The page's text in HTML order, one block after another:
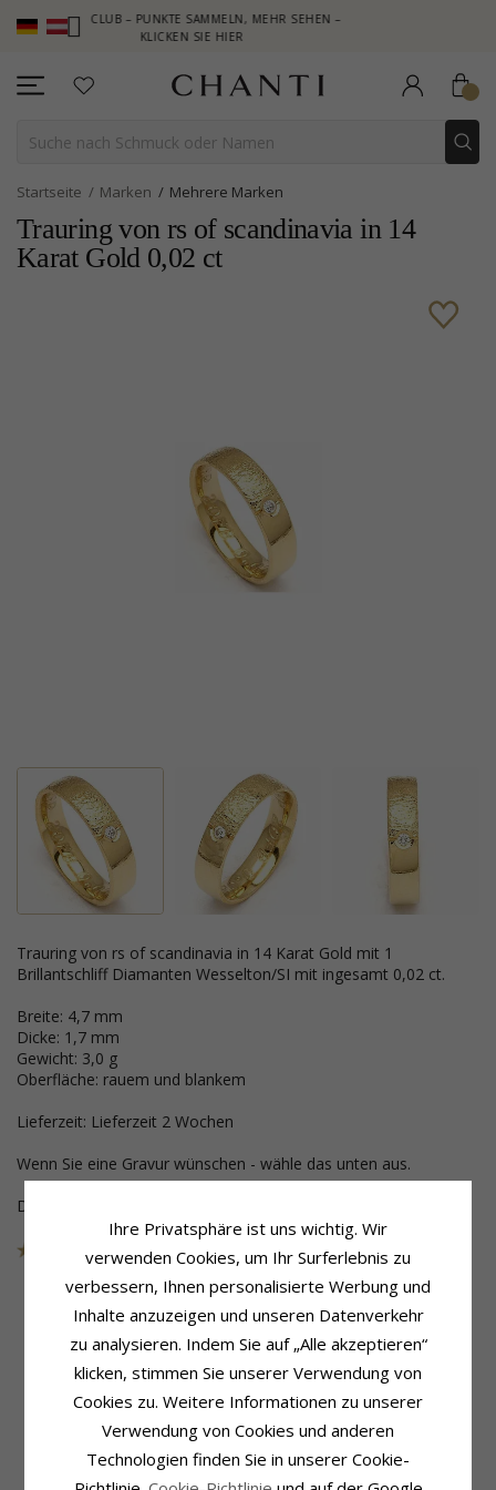
CLUB – PUNKTE SAMMELN, MEHR SEHEN –
KLICKEN SIE HIER
Startseite Marken Mehrere Marken
Trauring von rs of scandinavia in 14
Karat Gold 0,02 ct
Trauring von rs of scandinavia in 14 Karat Gold mit 1
Brillantschliff Diamanten Wesselton/SI mit ingesamt 0,02 ct.
Breite: 4,7 mm
Dicke: 1,7 mm
Gewicht: 3,0 g
Oberfläche: rauem und blankem
Lieferzeit: Lieferzeit 2 Wochen
Wenn Sie eine Gravur wünschen - wähle das unten aus.
Artikelnummer 10820FB AUS DER KOLLEKTION
Produktinformation
Ringtyp:
Trauring Von Rs Of Scandinavia
Gold
Oberfläche:Rauem Und Blankem
Schmuckstein
Stückzahl: 1
Schliff:
Brillantschliff
Diamantfarbe:Wesselton
Diamantreinheit: SI
Karat:0,02
Ihre Privatsphäre ist uns wichtig. Wir
verwenden Cookies, um Ihr Surferlebnis zu
verbessern, Ihnen personalisierte Werbung und
Inhalte anzuzeigen und unseren Datenverkehr
zu analysieren. Indem Sie auf „Alle akzeptieren“
klicken, stimmen Sie unserer Verwendung von
Cookies zu. Weitere Informationen zu unserer
Verwendung von Cookies und anderen
Technologien finden Sie in unserer Cookie-